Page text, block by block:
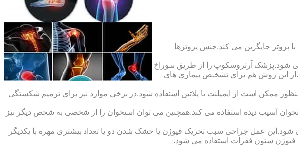
جایگزین می کند.جنس پروتزها
شود.پزشک آرتروسکوپ را از طریق سوراخ
این روش هم برای تشخیص بیماری های
ممکن است از ایمپلنت یا پلاتین استفاده شود.در برخی موارد نیز برای ترمیم شکستگی
آسیب دیده استفاده می کند.همچنین می توان استخوان را از شخصی به شخص دیگر نیز
شود.این عمل جراحی سبب تحریک فیوژن یا خشک شدن دو یا تعداد بیشتری مهره با یکدیگر
ستون فقرات استفاده می شود.